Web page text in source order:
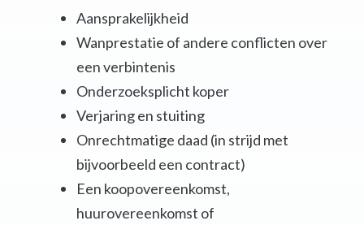
Aansprakelijkheid
Wanprestatie of andere conflicten over
een verbintenis
Onderzoeksplicht koper
Verjaring en stuiting
Onrechtmatige daad (in strijd met
bijvoorbeeld een contract)
Een koopovereenkomst,
huurovereenkomst of